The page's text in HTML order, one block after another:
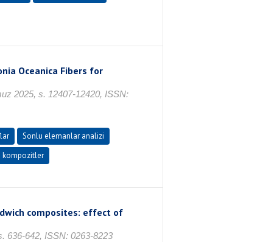
Oceanica Fibers for
2025, s. 12407-12420, ISSN:
Sonlu elemanlar analizi
kompozitler
composites: effect of
636-642, ISSN: 0263-8223